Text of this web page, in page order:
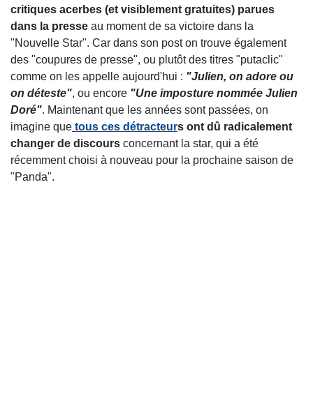
critiques acerbes (et visiblement gratuites) parues
dans la presse au moment de sa victoire dans la
"Nouvelle Star". Car dans son post on trouve également
des "coupures de presse", ou plutôt des titres "putaclic"
comme on les appelle aujourd'hui : "Julien, on adore ou
on déteste", ou encore "Une imposture nommée Julien
Doré". Maintenant que les années sont passées, on
imagine que tous ces détracteurs ont dû radicalement
changer de discours concernant la star, qui a été
récemment choisi à nouveau pour la prochaine saison de
"Panda".